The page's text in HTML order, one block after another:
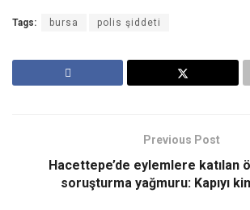
Tags: bursa polis şiddeti
Previous Post
Hacettepe’de eylemlere katılan
soruşturma yağmuru: Kapıyı